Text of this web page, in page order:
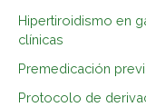
r
:
Hipertiroidismo en
clínicas
Premedicación
Protocolo de